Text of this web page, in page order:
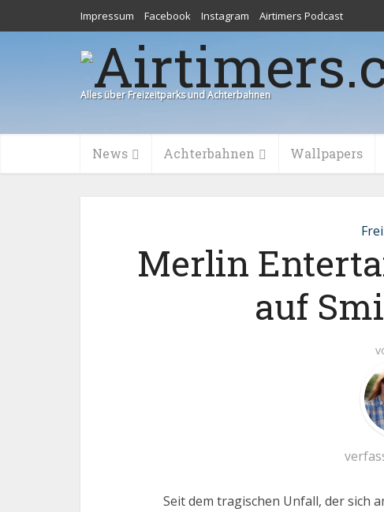
Impressum Facebook Instagram Airtimers Podcast
Alles über Freizeitparks und Achterbahnen
News Achterbahnen Wallpapers
Merlin
auf
Seit dem tragischen Unfall, der sich